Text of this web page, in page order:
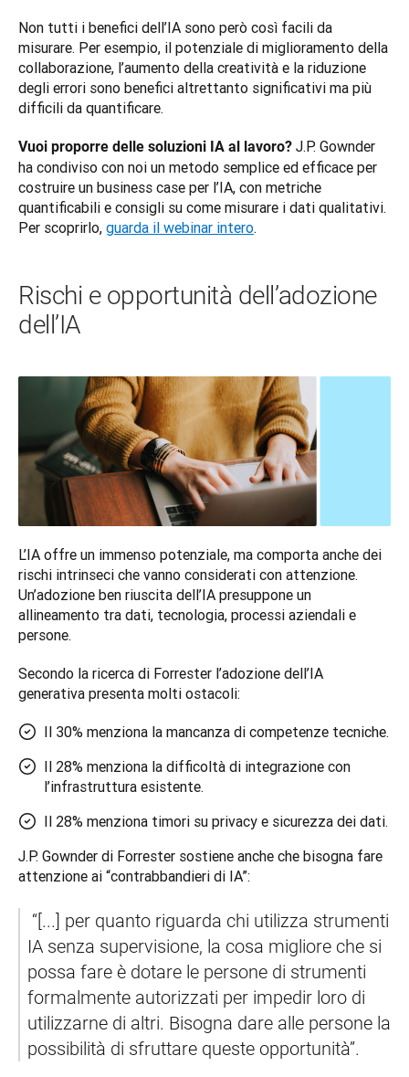
Non tutti i benefici dell’IA sono però così facili da
misurare. Per esempio, il potenziale di miglioramento della
collaborazione, l’aumento della creatività e la riduzione
degli errori sono benefici altrettanto significativi ma più
difficili da quantificare.
Vuoi proporre delle soluzioni IA al lavoro? J.P. Gownder
ha condiviso con noi un metodo semplice ed efficace per
costruire un business case per l’IA, con metriche
quantificabili e consigli su come misurare i dati qualitativi.
Per scoprirlo, guarda il webinar intero.
Rischi e opportunità dell’adozione
dell’IA
L’IA offre un immenso potenziale, ma comporta anche dei
rischi intrinseci che vanno considerati con attenzione.
Un’adozione ben riuscita dell’IA presuppone un
allineamento tra dati, tecnologia, processi aziendali e
persone.
Secondo la ricerca di Forrester l’adozione dell’IA
generativa presenta molti ostacoli:
Il 30% menziona la mancanza di competenze tecniche.
Il 28% menziona la difficoltà di integrazione con
l’infrastruttura esistente.
Il 28% menziona timori su privacy e sicurezza dei dati.
J.P. Gownder di Forrester sostiene anche che bisogna fare
attenzione ai “contrabbandieri di IA”:
“[...] per quanto riguarda chi utilizza strumenti
IA senza supervisione, la cosa migliore che si
possa fare è dotare le persone di strumenti
formalmente autorizzati per impedir loro di
utilizzarne di altri. Bisogna dare alle persone la
possibilità di sfruttare queste opportunità”.